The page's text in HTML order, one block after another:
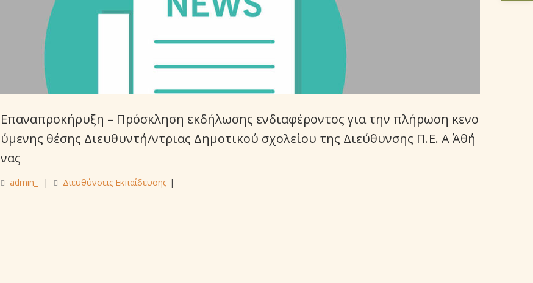
Επαναπροκήρυξη – Πρόσκληση εκδήλωσης ενδιαφέροντος για την πλήρωση κενο
ύμενης θέσης Διευθυντή/ντριας Δημοτικού σχολείου της Διεύθυνσης Π.Ε. Α΄ Αθή
νας
admin_ | Διευθύνσεις Εκπαίδευσης |